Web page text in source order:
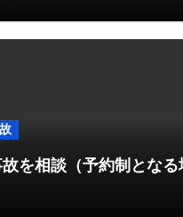
を相談（予約制となる